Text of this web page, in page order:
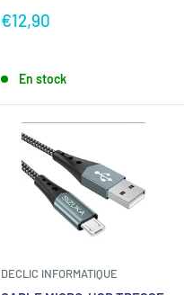
€12,90
En stock
DECLIC INFORMATIQUE